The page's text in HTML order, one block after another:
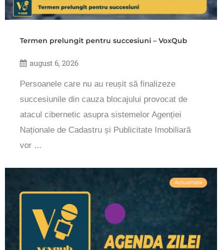
Termen prelungit pentru succesiuni – VoxQub
august 6, 2026
Persoanele care nu au reușit să finalizeze
succesiunile din cauza blocajului provocat de
atacul cibernetic asupra sistemelor Agenției
Naționale de Cadastru și Publicitate Imobiliară
vor ...
Actualitate